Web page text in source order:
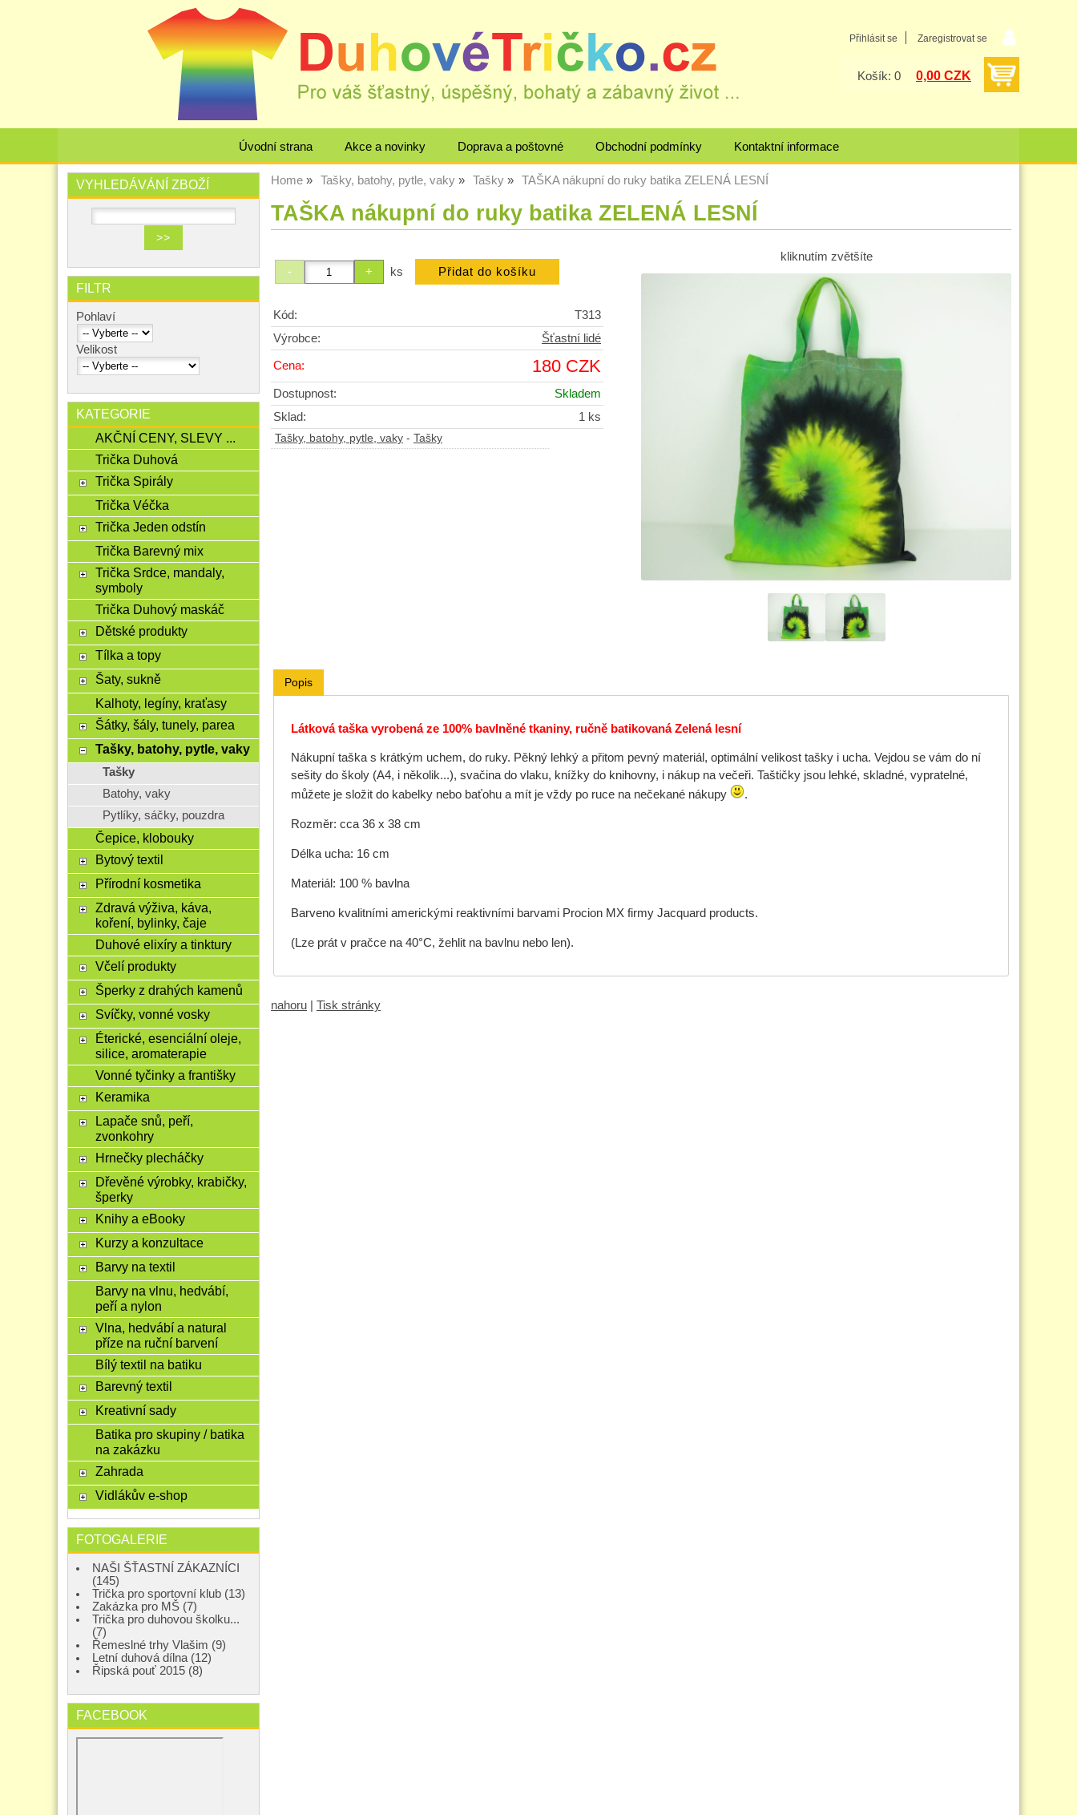
Přihlásit se Zaregistrovat se
Košík: 0 0,00 CZK
Úvodní strana Akce a novinky Doprava a poštovné Obchodní podmínky Kontaktní informace
Home Tašky, batohy, pytle, vaky Tašky TAŠKA nákupní do ruky batika ZELENÁ LESNÍ
TAŠKA nákupní do ruky batika ZELENÁ LESNÍ
kliknutím zvětšíte
ks
Kód:
T313
Výrobce:
Šťastní lidé
Cena: 180 CZK
Dostupnost:
Skladem
Sklad:
1 ks
Tašky, batohy, pytle, vaky - Tašky
Popis
Látková taška vyrobená ze 100% bavlněné tkaniny, ručně batikovaná Zelená lesní
Nákupní taška s krátkým uchem, do ruky. Pěkný lehký a přitom pevný materiál, optimální velikost tašky i ucha. Vejdou se vám do ní
sešity do školy (A4, i několik...), svačina do vlaku, knížky do knihovny, i nákup na večeři. Taštičky jsou lehké, skladné, vypratelné,
můžete je složit do kabelky nebo baťohu a mít je vždy po ruce na nečekané nákupy
.
Rozměr: cca 36 x 38 cm
Délka ucha: 16 cm
Materiál: 100 % bavlna
Barveno kvalitními americkými reaktivními barvami Procion MX firmy Jacquard products.
(Lze prát v pračce na 40°C, žehlit na bavlnu nebo len).
nahoru | Tisk stránky
VYHLEDÁVÁNÍ ZBOŽÍ
FILTR
Pohlaví
Velikost
KATEGORIE
AKČNÍ CENY, SLEVY ...
Trička Duhová
Trička Spirály
Trička Véčka
Trička Jeden odstín
Trička Barevný mix
Trička Srdce, mandaly,
symboly
Trička Duhový maskáč
Dětské produkty
Tílka a topy
Šaty, sukně
Kalhoty, legíny, kraťasy
Šátky, šály, tunely, parea
Tašky, batohy, pytle, vaky
Tašky
Batohy, vaky
Pytlíky, sáčky, pouzdra
Čepice, klobouky
Bytový textil
Přírodní kosmetika
Zdravá výživa, káva,
koření, bylinky, čaje
Duhové elixíry a tinktury
Včelí produkty
Šperky z drahých kamenů
Svíčky, vonné vosky
Éterické, esenciální oleje,
silice, aromaterapie
Vonné tyčinky a františky
Keramika
Lapače snů, peří,
zvonkohry
Hrnečky plecháčky
Dřevěné výrobky, krabičky,
šperky
Knihy a eBooky
Kurzy a konzultace
Barvy na textil
Barvy na vlnu, hedvábí,
peří a nylon
Vlna, hedvábí a natural
příze na ruční barvení
Bílý textil na batiku
Barevný textil
Kreativní sady
Batika pro skupiny / batika
na zakázku
Zahrada
Vidlákův e-shop
FOTOGALERIE
NAŠI ŠŤASTNÍ ZÁKAZNÍCI
(145)
Trička pro sportovní klub (13)
Zakázka pro MŠ (7)
Trička pro duhovou školku...
(7)
Řemeslné trhy Vlašim (9)
Letní duhová dílna (12)
Řipská pouť 2015 (8)
FACEBOOK